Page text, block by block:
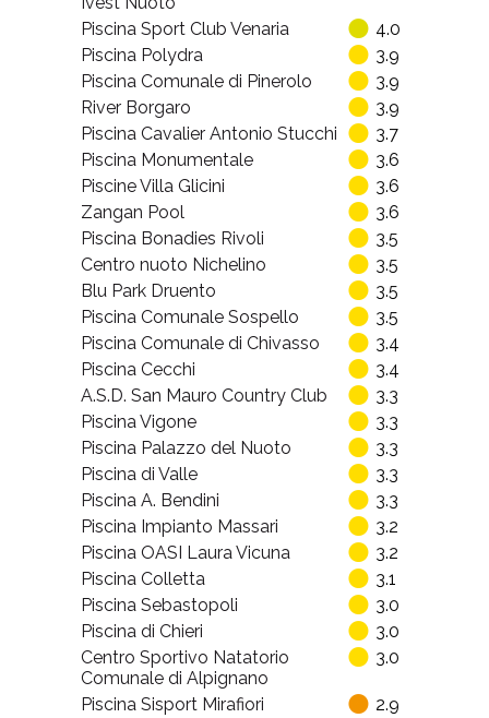
Piscina Sport Club Venaria
4.0
Piscina Polydra
3.9
Piscina Comunale di Pinerolo
3.9
River Borgaro
3.9
Piscina Cavalier Antonio Stucchi
3.7
Piscina Monumentale
3.6
Piscine Villa Glicini
3.6
Zangan Pool
3.6
Piscina Bonadies Rivoli
3.5
Centro nuoto Nichelino
3.5
Blu Park Druento
3.5
Piscina Comunale Sospello
3.5
Piscina Comunale di Chivasso
3.4
Piscina Cecchi
3.4
A.S.D. San Mauro Country Club
3.3
Piscina Vigone
3.3
Piscina Palazzo del Nuoto
3.3
Piscina di Valle
3.3
Piscina A. Bendini
3.3
Piscina Impianto Massari
3.2
Piscina OASI Laura Vicuna
3.2
Piscina Colletta
3.1
Piscina Sebastopoli
3.0
Piscina di Chieri
3.0
Centro Sportivo Natatorio
Comunale di Alpignano
3.0
Piscina Sisport Mirafiori
2.9